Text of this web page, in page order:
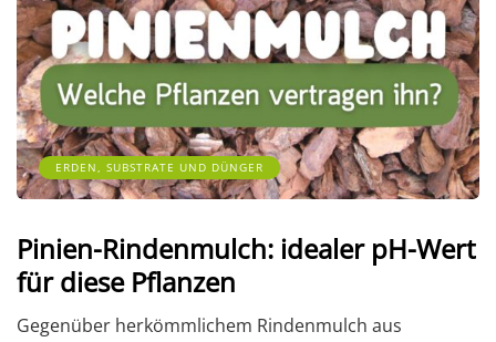
ERDEN, SUBSTRATE UND DÜNGER
Pinien-Rindenmulch: idealer pH-Wert
für diese Pflanzen
Gegenüber herkömmlichem Rindenmulch aus